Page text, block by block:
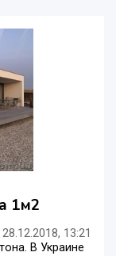
1м2
28.12.2018, 13:21
В Украине